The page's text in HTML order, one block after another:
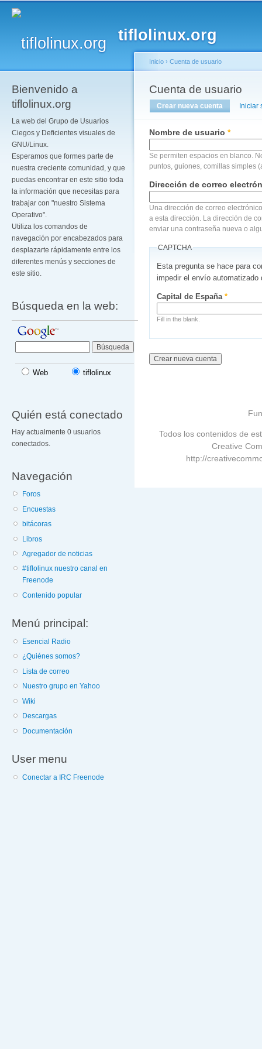
tiflolinux.org
Bienvenido a
tiflolinux.org
La web del Grupo de Usuarios
Ciegos y Deficientes visuales de
GNU/Linux.
Esperamos que formes parte de
nuestra creciente comunidad, y que
puedas encontrar en este sitio toda
la información que necesitas para
trabajar con "nuestro Sistema
Operativo".
Utiliza los comandos de
navegación por encabezados para
desplazarte rápidamente entre los
diferentes menús y secciones de
este sitio.
Búsqueda en la web:
Web tiflolinux
Quién está conectado
Hay actualmente 0 usuarios
conectados.
Navegación
Foros
Encuestas
bitácoras
Libros
Agregador de noticias
#tiflolinux nuestro canal en
Freenode
Contenido popular
Menú principal:
Esencial Radio
¿Quiénes somos?
Lista de correo
Nuestro grupo en Yahoo
Wiki
Descargas
Documentación
User menu
Conectar a IRC Freenode
Se encuentra usted
Inicio › Cuenta de usuario
Cuenta de usuario
Solapas principales
Crear nueva cuenta (solapaIniciar
Nombre de usuario *
Se permiten espacios en blanco.
puntos, guiones, comillas simples
Dirección de correo
Una dirección de correo
a esta dirección. La dirección de
enviar una contraseña nueva o
CAPTCHA
Esta pregunta se hace para
impedir el envío automatizado
Capital de España*
Fill in the blank.
Todos los contenidos de
Creative
http://